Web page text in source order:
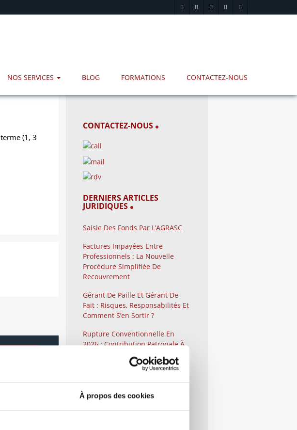
À propos des cookies
NOS SERVICES BLOG FORMATIONS CONTACTEZ-NOUS
(1, 3
CONTACTEZ-NOUS
DERNIERS ARTICLES
JURIDIQUES
Saisie Des Fonds Par L’AGRASC
Factures Impayées Entre
Professionnels : La Nouvelle
Procédure Simplifiée De
Recouvrement
Gérant De Paille Et Gérant De
Fait : Risques, Responsabilités Et
Comment S’en Sortir ?
Rupture Conventionnelle En
2026 : Contribution Patronale À
Comment Contester Un Refus,
Un Retrait Ou Un Retard De
Versement D’une Aide Publique
Lorsque Vous Êtes Une
Entreprise ?